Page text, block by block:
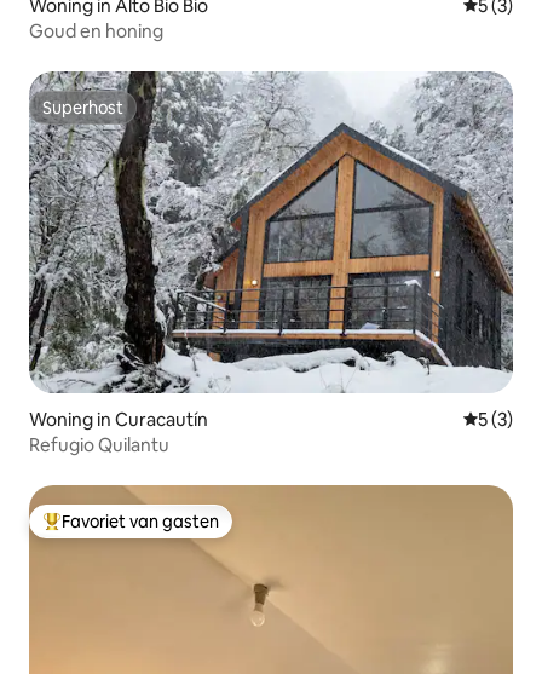
Woning in Alto Bio Bio
5 (3)
Goud en honing
Superhost
Superhost
Woning in Curacautín
5 (3)
Refugio Quilantu
Topfavoriet van gasten
Favoriet van gasten